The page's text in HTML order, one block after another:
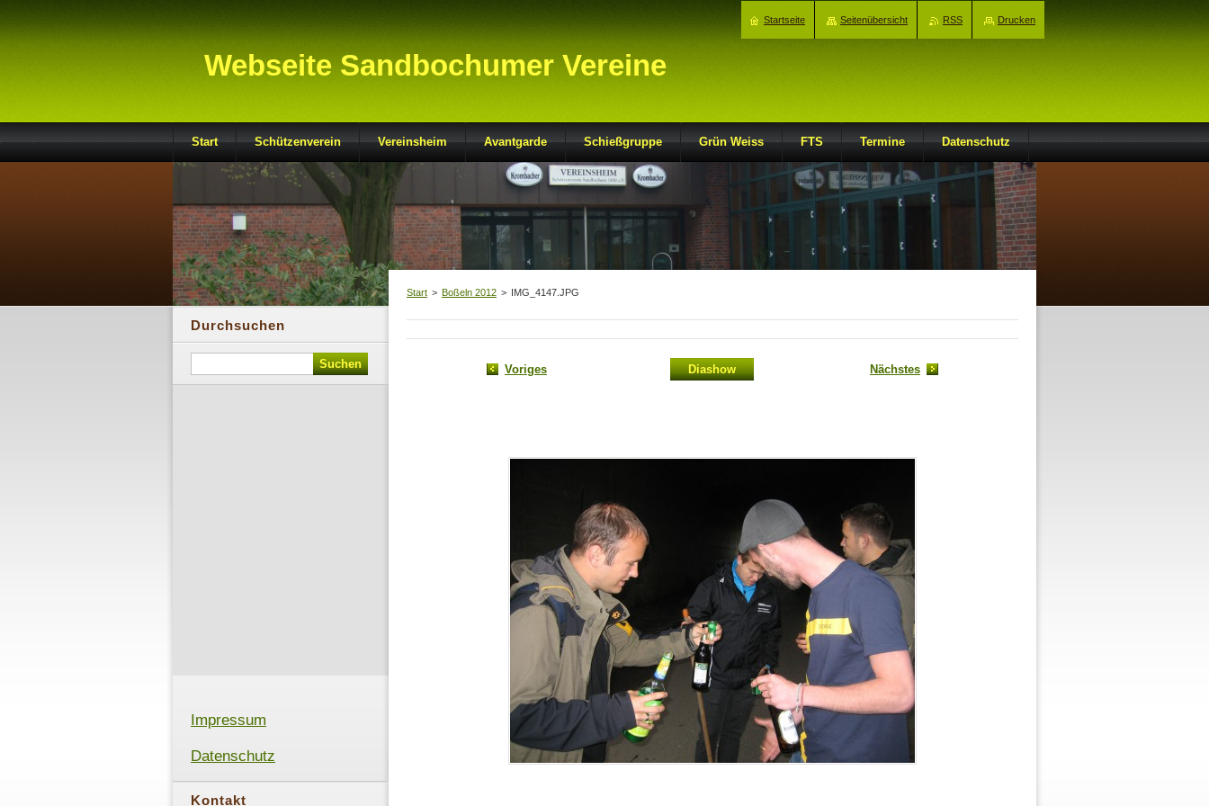
Webseite Sandbochumer Vereine
Start > Boßeln 2012 > IMG_4147.JPG
Voriges Diashow Nächstes
Durchsuchen
Impressum
Datenschutz
Kontakt
Start Schützenverein Vereinsheim Avantgarde Schießgruppe Grün Weiss FTS Termine Datenschutz
Startseite Seitenübersicht RSS Drucken